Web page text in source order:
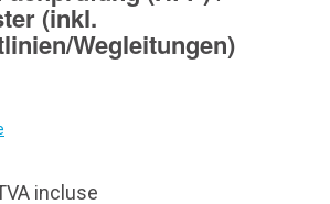
(inkl.
Wegleitungen)
incluse